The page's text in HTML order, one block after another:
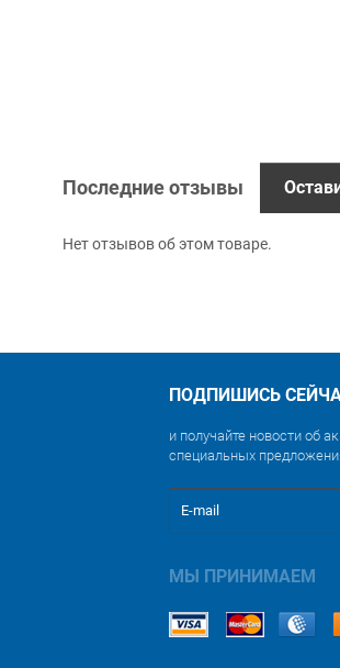
Последние отзывы
Нет отзывов об этом товаре.
ПОДПИШИСЬ
и получайте новости об
специальных
МЫ ПРИНИМАЕМ